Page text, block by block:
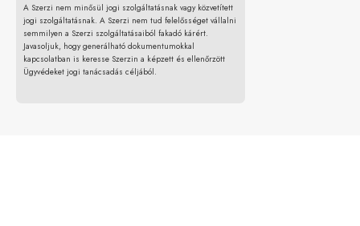
A Szerzi nem minősül jogi szolgáltatásnak vagy közvetített
jogi szolgáltatásnak. A Szerzi nem tud felelősséget vállalni
semmilyen a Szerzi szolgáltatásaiból fakadó kárért.
Javasoljuk, hogy generálható dokumentumokkal
kapcsolatban is keresse Szerzin a képzett és ellenőrzött
Ügyvédeket jogi tanácsadás céljából.